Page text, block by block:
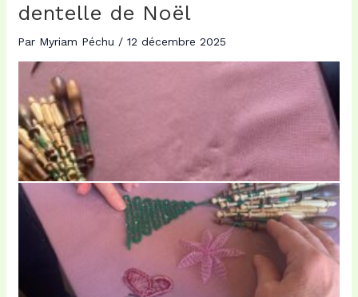
dentelle de Noël
Par Myriam Péchu / 12 décembre 2025